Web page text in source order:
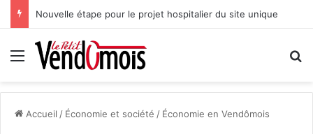
Nouvelle étape pour le projet hospitalier du site unique
Menu
Accueil / Économie et société / Économie en Vendômois